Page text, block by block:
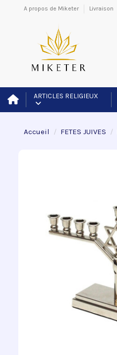
A propos de Miketer Livraison
ARTICLES RELIGIEUX
Accueil FETES JUIVES